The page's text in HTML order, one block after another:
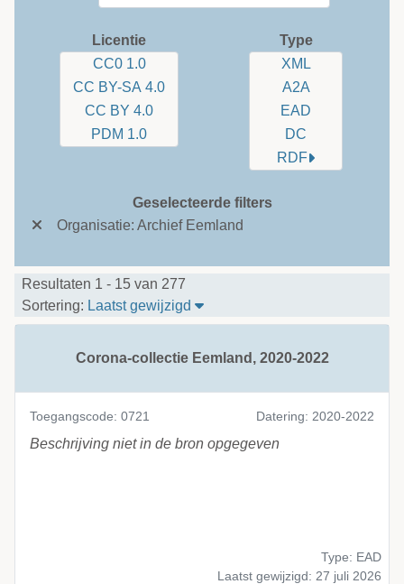
Licentie
CC0 1.0
CC BY-SA 4.0
CC BY 4.0
PDM 1.0
Type
XML
A2A
EAD
DC
RDF
Geselecteerde filters
Organisatie: Archief Eemland
Resultaten 1 - 15 van 277
Sortering: Laatst gewijzigd Sorteer tabel op: Laatst
Corona-collectie Eemland, 2020-2022
Toegangscode: 0721 Datering: 2020-2022
Beschrijving niet in de bron opgegeven
Type: EAD
Laatst gewijzigd: 27 juli 2026